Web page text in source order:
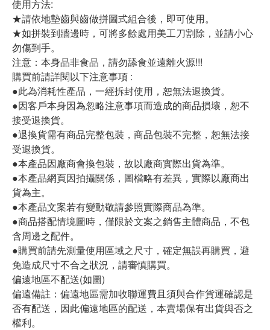
使用方法:
★請依地墊齒與齒做拼圖式組合後，即可使用。
★如拼裝到牆邊時，可將多餘處用美工刀割除，並請小心
勿傷到手。
注意：本身品非食品，請勿舔食並遠離火源!!!
購買前請詳閱以下注意事項 :
●此為消耗性產品，一經拆封使用，恕無法退換貨。
●因客戶本身因為忽略注意事項而造成的商品損壞，恕不
接受退換貨。
●退換貨需有商品完整包裝，商品包裝不完整，恕無法接
受退換貨。
●本產品因廠商會換包裝，故以廠商實際出貨為準。
●本產品網頁因拍攝關係，圖檔略有差異，實際以廠商出
貨為主。
●本產品文案若有變動敬請參照實際商品為準。
●商品搭配情境圖時，僅限於文案之銷售主體商品，不包
含周邊之配件。
●購買前請先測量使用區域之尺寸，確定無誤再購買，避
免造成尺寸不合之狀況，請審慎購買。
偏遠地區不配送(如圖)
偏遠備註：偏遠地區需加收聯運費且須與合作貨運確認是
否有配送，因此偏遠地區的配送，本賣場保有出貨與否之
權利。